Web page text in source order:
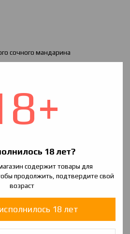
18 лет?
содержит товары для
продолжить, подтвердите свой
возраст
18 лет
сочного мандарина
апельсиновая фанта
ананас
гранат
дынька